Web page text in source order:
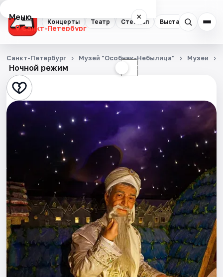
Концерты Театр Стендап Выставки
Меню ×
Санкт-Петербург
Концерты
Театр
Стендап
Выставки
Спорт
События
Города
Площадки
Ночной режим ☾
Санкт-Петербург Музей "Особняк-Небылица" Музеи